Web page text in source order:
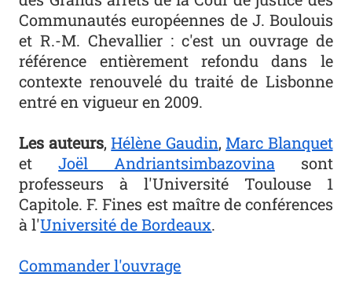
Communautés européennes de J. Boulouis
et R.-M. Chevallier : c'est un ouvrage de
référence entièrement refondu dans le
contexte renouvelé du traité de Lisbonne
entré en vigueur en 2009.
Les auteurs,Hélène Gaudin, Marc Blanquet
etJoël Andriantsimbazovinasont
professeurs à l'Université Toulouse 1
Capitole. F. Fines est maître de conférences
à l'Université de Bordeaux.
Commander l'ouvrage